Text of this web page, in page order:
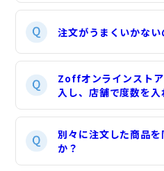
注文がうまくいかない
Zoffオンラインスト
入し、店舗で度数を入
別々に注文した商品
か？